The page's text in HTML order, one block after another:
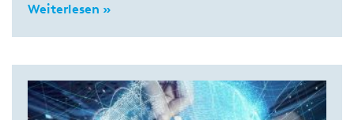
Weiterlesen »